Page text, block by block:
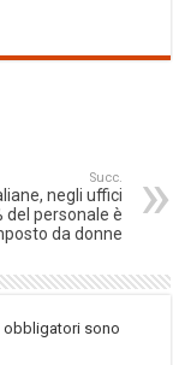
Succ.
negli uffici
del personale è
da donne
obbligatori sono